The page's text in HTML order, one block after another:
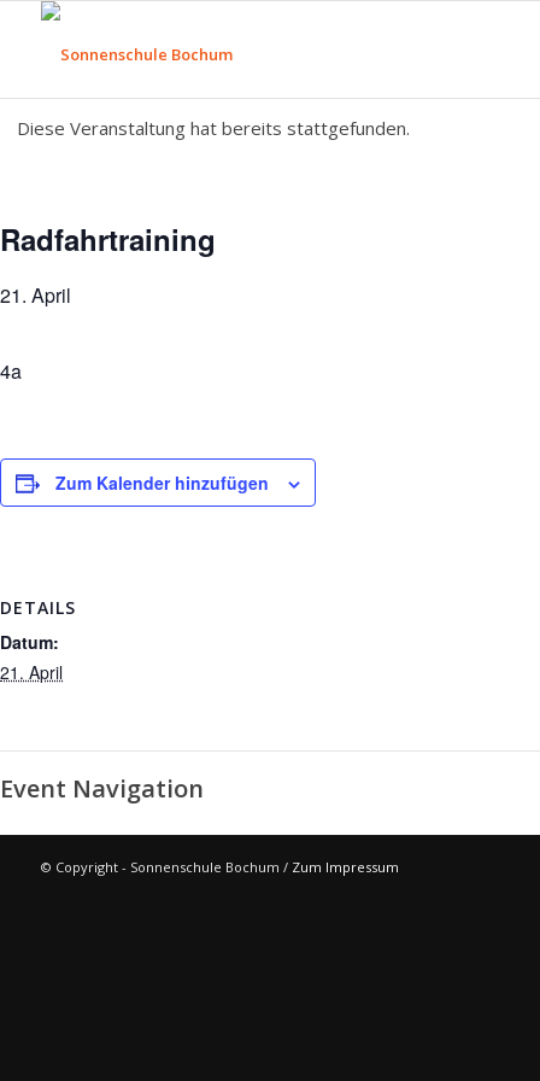
Diese Veranstaltung hat bereits stattgefunden.
Radfahrtraining
21. April
4a
Zum Kalender hinzufügen
DETAILS
Datum:
21. April
Event Navigation
© Copyright - Sonnenschule Bochum / Zum Impressum